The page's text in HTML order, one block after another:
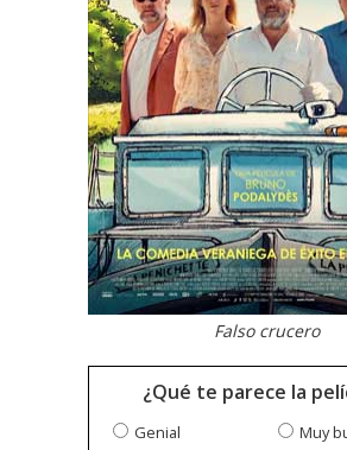
Falso crucero
¿Qué te parece la
Genial
Muy